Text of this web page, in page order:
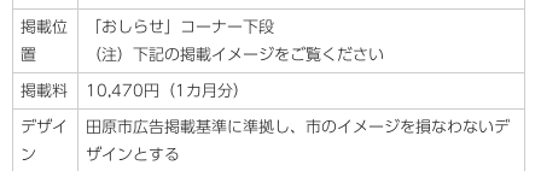
掲載位
置
「おしらせ」コーナー下段
（注）下記の掲載イメージをご覧ください
掲載料 10,470円（1カ月分）
デザイ
ン
田原市広告掲載基準に準拠し、市のイメージを損なわないデ
ザインとする